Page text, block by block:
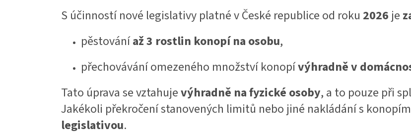
S účinností nové legislativy platné v České republice od roku 2026 je
pěstováníaž 3 rostlin konopí na osobu,
přechovávání omezeného množství konopívýhradně v
Tato úprava se vztahujevýhradně na fyzické osoby, a to pouze při
Jakékoli překročení stanovených limitů nebo jiné nakládání s
legislativou.